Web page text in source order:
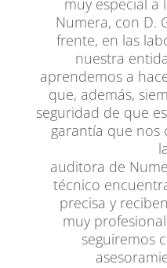
muy especial a
Numera, con D.
frente, en las
nuestra
aprendemos a
que, además,
seguridad de que
garantía que nos
auditora de
técnico
precisa y
muy
seguiremos